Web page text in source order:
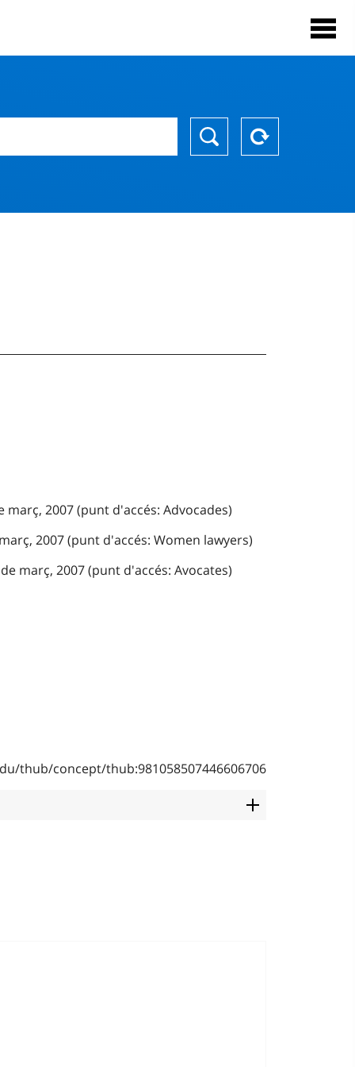
març, 2007 (punt d'accés: Advocades)
2007 (punt d'accés: Women lawyers)
març, 2007 (punt d'accés: Avocates)
thub/concept/thub:981058507446606706